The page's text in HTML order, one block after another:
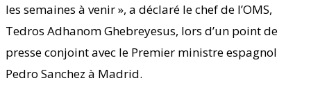
les semaines à venir », a déclaré le chef de l’OMS,
Tedros Adhanom Ghebreyesus, lors d’un point de
presse conjoint avec le Premier ministre espagnol
Pedro Sanchez à Madrid.